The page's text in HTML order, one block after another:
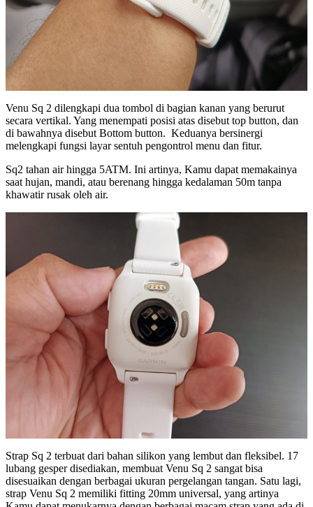
Venu Sq 2 dilengkapi dua tombol di bagian kanan yang berurut
secara vertikal. Yang menempati posisi atas disebut top button, dan
di bawahnya disebut Bottom button. Keduanya bersinergi
melengkapi fungsi layar sentuh pengontrol menu dan fitur.
Sq2 tahan air hingga 5ATM. Ini artinya, Kamu dapat memakainya
saat hujan, mandi, atau berenang hingga kedalaman 50m tanpa
khawatir rusak oleh air.
Strap Sq 2 terbuat dari bahan silikon yang lembut dan fleksibel. 17
lubang gesper disediakan, membuat Venu Sq 2 sangat bisa
disesuaikan dengan berbagai ukuran pergelangan tangan. Satu lagi,
strap Venu Sq 2 memiliki fitting 20mm universal, yang artinya